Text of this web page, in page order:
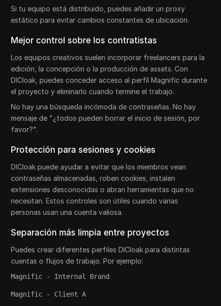
Si tu equipo está distribuido, puedes añadir un proxy
estático para evitar cambios constantes de ubicación.
Mejor control sobre los contratistas
Los equipos creativos suelen incorporar freelancers para la
edición, la concepción o la producción de assets. Con
DICloak, puedes conceder acceso al perfil Magnific durante
el proyecto y eliminarlo cuando termine el trabajo.
No hay una búsqueda incómoda de contraseñas. No hay
mensaje de "¿todos pueden borrar el inicio de sesión, por
favor?".
Protección para sesiones y cookies
DICloak puede ayudar a evitar que los miembros vean
contraseñas almacenadas, roben cookies, instalen
extensiones desconocidas o abran herramientas que no
necesitan. Estos controles son útiles cuando varias
personas usan una cuenta valiosa.
Separación más limpia entre proyectos
Puedes crear diferentes perfiles DICloak para distintas
cuentas o flujos de trabajo. Por ejemplo:
Magnific - Internal Brand
Magnific - Client A